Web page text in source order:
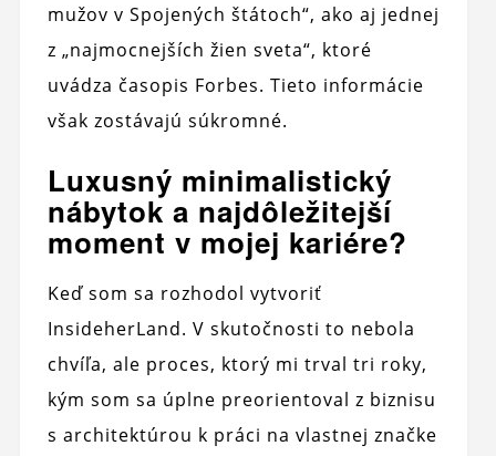
mužov v Spojených štátoch“, ako aj jednej
z „najmocnejších žien sveta“, ktoré
uvádza časopis Forbes. Tieto informácie
však zostávajú súkromné.
Luxusný minimalistický
nábytok a najdôležitejší
moment v mojej kariére?
Keď som sa rozhodol vytvoriť
InsideherLand. V skutočnosti to nebola
chvíľa, ale proces, ktorý mi trval tri roky,
kým som sa úplne preorientoval z biznisu
s architektúrou k práci na vlastnej značke